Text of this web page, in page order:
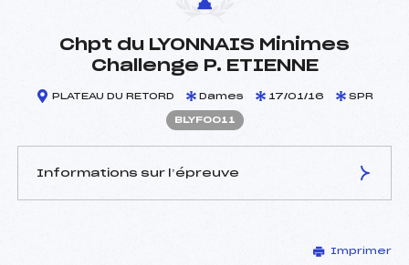
Chpt du LYONNAIS Minimes
Challenge P. ETIENNE
PLATEAU DU RETORD Dames 17/01/16 SPR
BLYF0011
Informations sur l’épreuve
WOIRET PATRICK ()
Imprimer